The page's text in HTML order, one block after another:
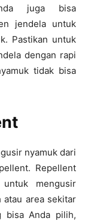
juga bisa
jendela untuk
Pastikan untuk
dengan rapi
tidak bisa
nyamuk dari
Repellent
mengusir
atau area sekitar
bisa Anda pilih,